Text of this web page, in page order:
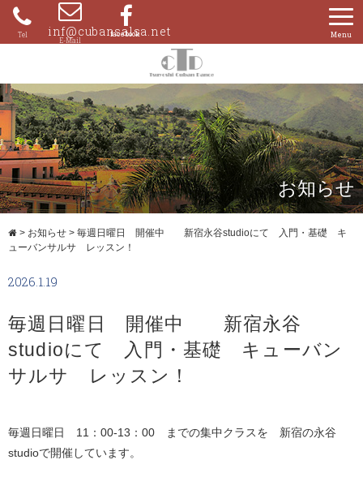
Skip
content
080- inf@cubansalsa.net
お知らせ
> お知らせ > 毎週日曜日 開催中 新宿永谷studioにて 入門・基礎 キ
ューバンサルサ レッスン！
2026.1.19
毎週日曜日 開催中 新宿永谷
studioにて 入門・基礎 キューバン
サルサ レッスン！
毎週日曜日 11：00-13：00 までの集中クラスを 新宿の永谷
studioで開催しています。